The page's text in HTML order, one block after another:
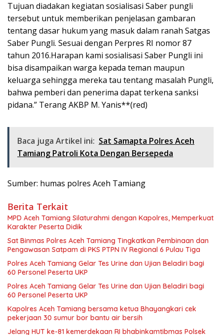
Tujuan diadakan kegiatan sosialisasi Saber pungli
tersebut untuk memberikan penjelasan gambaran
tentang dasar hukum yang masuk dalam ranah Satgas
Saber Pungli. Sesuai dengan Perpres RI nomor 87
tahun 2016.Harapan kami sosialisasi Saber Pungli ini
bisa disampaikan warga kepada teman maupun
keluarga sehingga mereka tau tentang masalah Pungli,
bahwa pemberi dan penerima dapat terkena sanksi
pidana.” Terang AKBP M. Yanis**(red)
Baca juga Artikel ini: Sat Samapta Polres Aceh
Tamiang Patroli Kota Dengan Bersepeda
Sumber: humas polres Aceh Tamiang
Berita Terkait
MPD Aceh Tamiang Silaturahmi dengan Kapolres, Memperkuat
Karakter Peserta Didik
Sat Binmas Polres Aceh Tamiang Tingkatkan Pembinaan dan
Pengawasan Satpam di PKS PTPN IV Regional 6 Pulau Tiga
Polres Aceh Tamiang Gelar Tes Urine dan Ujian Beladiri bagi
60 Personel Peserta UKP
Polres Aceh Tamiang Gelar Tes Urine dan Ujian Beladiri bagi
60 Personel Peserta UKP
Kapolres Aceh Tamiang bersama ketua Bhayangkari cek
pekerjaan 30 sumur bor bantu air bersih
Jelang HUT ke-81 kemerdekaan RI bhabinkamtibmas Polsek